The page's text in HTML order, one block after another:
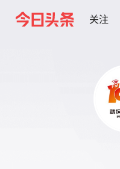
关注